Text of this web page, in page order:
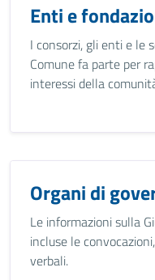
Enti e
I consorzi, gli enti e le
Comune fa parte per
interessi della
Organi di
Le informazioni sulla
incluse le
verbali.